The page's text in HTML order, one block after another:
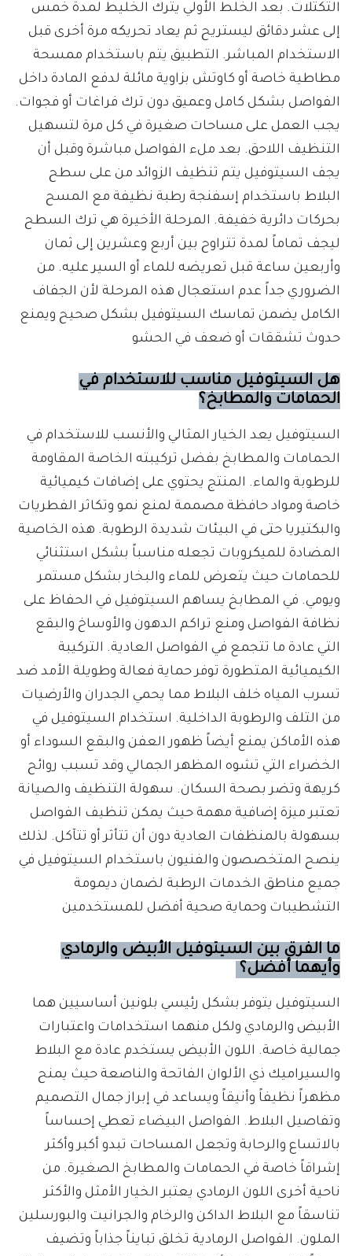
التكتلات. بعد الخلط الأولي يترك الخليط لمدة خمس
إلى عشر دقائق ليستريح ثم يعاد تحريكه مرة أخرى قبل
الاستخدام المباشر. التطبيق يتم باستخدام ممسحة
مطاطية خاصة أو كاوتش بزاوية مائلة لدفع المادة داخل
الفواصل بشكل كامل وعميق دون ترك فراغات أو فجوات.
يجب العمل على مساحات صغيرة في كل مرة لتسهيل
التنظيف اللاحق. بعد ملء الفواصل مباشرة وقبل أن
يجف السيتوفيل يتم تنظيف الزوائد من على سطح
البلاط باستخدام إسفنجة رطبة نظيفة مع المسح
بحركات دائرية خفيفة. المرحلة الأخيرة هي ترك السطح
ليجف تماماً لمدة تتراوح بين أربع وعشرين إلى ثمان
وأربعين ساعة قبل تعريضه للماء أو السير عليه. من
الضروري جداً عدم استعجال هذه المرحلة لأن الجفاف
الكامل يضمن تماسك السيتوفيل بشكل صحيح ويمنع
حدوث تشققات أو ضعف في الحشو
هل السيتوفيل مناسب للاستخدام في
الحمامات والمطابخ؟
السيتوفيل يعد الخيار المثالي والأنسب للاستخدام في
الحمامات والمطابخ بفضل تركيبته الخاصة المقاومة
للرطوبة والماء. المنتج يحتوي على إضافات كيميائية
خاصة ومواد حافظة مصممة لمنع نمو وتكاثر الفطريات
والبكتيريا حتى في البيئات شديدة الرطوبة. هذه الخاصية
المضادة للميكروبات تجعله مناسباً بشكل استثنائي
للحمامات حيث يتعرض للماء والبخار بشكل مستمر
ويومي. في المطابخ يساهم السيتوفيل في الحفاظ على
نظافة الفواصل ومنع تراكم الدهون والأوساخ والبقع
التي عادة ما تتجمع في الفواصل العادية. التركيبة
الكيميائية المتطورة توفر حماية فعالة وطويلة الأمد ضد
تسرب المياه خلف البلاط مما يحمي الجدران والأرضيات
من التلف والرطوبة الداخلية. استخدام السيتوفيل في
هذه الأماكن يمنع أيضاً ظهور العفن والبقع السوداء أو
الخضراء التي تشوه المظهر الجمالي وقد تسبب روائح
كريهة وتضر بصحة السكان. سهولة التنظيف والصيانة
تعتبر ميزة إضافية مهمة حيث يمكن تنظيف الفواصل
بسهولة بالمنظفات العادية دون أن تتأثر أو تتآكل. لذلك
ينصح المتخصصون والفنيون باستخدام السيتوفيل في
جميع مناطق الخدمات الرطبة لضمان ديمومة
التشطيبات وحماية صحية أفضل للمستخدمين
ما الفرق بين السيتوفيل الأبيض والرمادي
وأيهما أفضل؟
السيتوفيل يتوفر بشكل رئيسي بلونين أساسيين هما
الأبيض والرمادي ولكل منهما استخدامات واعتبارات
جمالية خاصة. اللون الأبيض يستخدم عادة مع البلاط
والسيراميك ذي الألوان الفاتحة والناصعة حيث يمنح
مظهراً نظيفاً وأنيقاً ويساعد في إبراز جمال التصميم
وتفاصيل البلاط. الفواصل البيضاء تعطي إحساساً
بالاتساع والرحابة وتجعل المساحات تبدو أكبر وأكثر
إشراقاً خاصة في الحمامات والمطابخ الصغيرة. من
ناحية أخرى اللون الرمادي يعتبر الخيار الأمثل والأكثر
تناسقاً مع البلاط الداكن والرخام والجرانيت والبورسلين
الملون. الفواصل الرمادية تخلق تبايناً جذاباً وتضيف